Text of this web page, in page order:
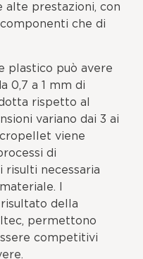
prestazioni, con
che di
plastico può avere
0,7 a 1 mm di
rispetto al
variano dai 3 ai
viene
di
risulti necessaria
I
della
permettono
competitivi